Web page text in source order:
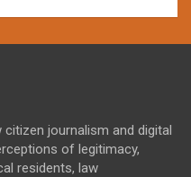
journalism and digital
of legitimacy,
residents, law